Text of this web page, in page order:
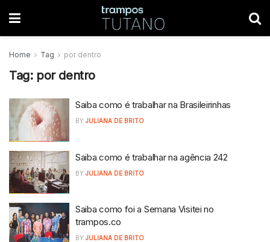
Home Tag por dentro
Tag: por dentro
Saiba como é trabalhar na Brasileirinhas
BY JULIANA DE BRITO
Saiba como é trabalhar na agência 242
BY JULIANA DE BRITO
Saiba como foi a Semana Visitei no
trampos.co
BY JULIANA DE BRITO